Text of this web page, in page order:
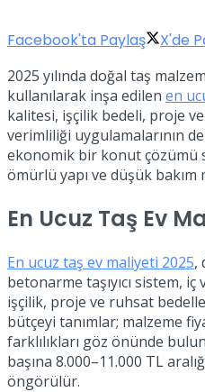
Facebook'ta Paylaş X'de
2025 yılında doğal taş
kullanılarak inşa edilen en
kalitesi, işçilik bedeli, proje
verimliliği uygulamalarının
ekonomik bir konut çözümü
ömürlü yapı ve düşük bakım
En Ucuz Taş Ev
En ucuz taş ev maliyeti 2025,
betonarme taşıyıcı sistem, iç
işçilik, proje ve ruhsat
bütçeyi tanımlar; malzeme
farklılıkları göz önünde
başına 8.000–11.000 TL
öngörülür.